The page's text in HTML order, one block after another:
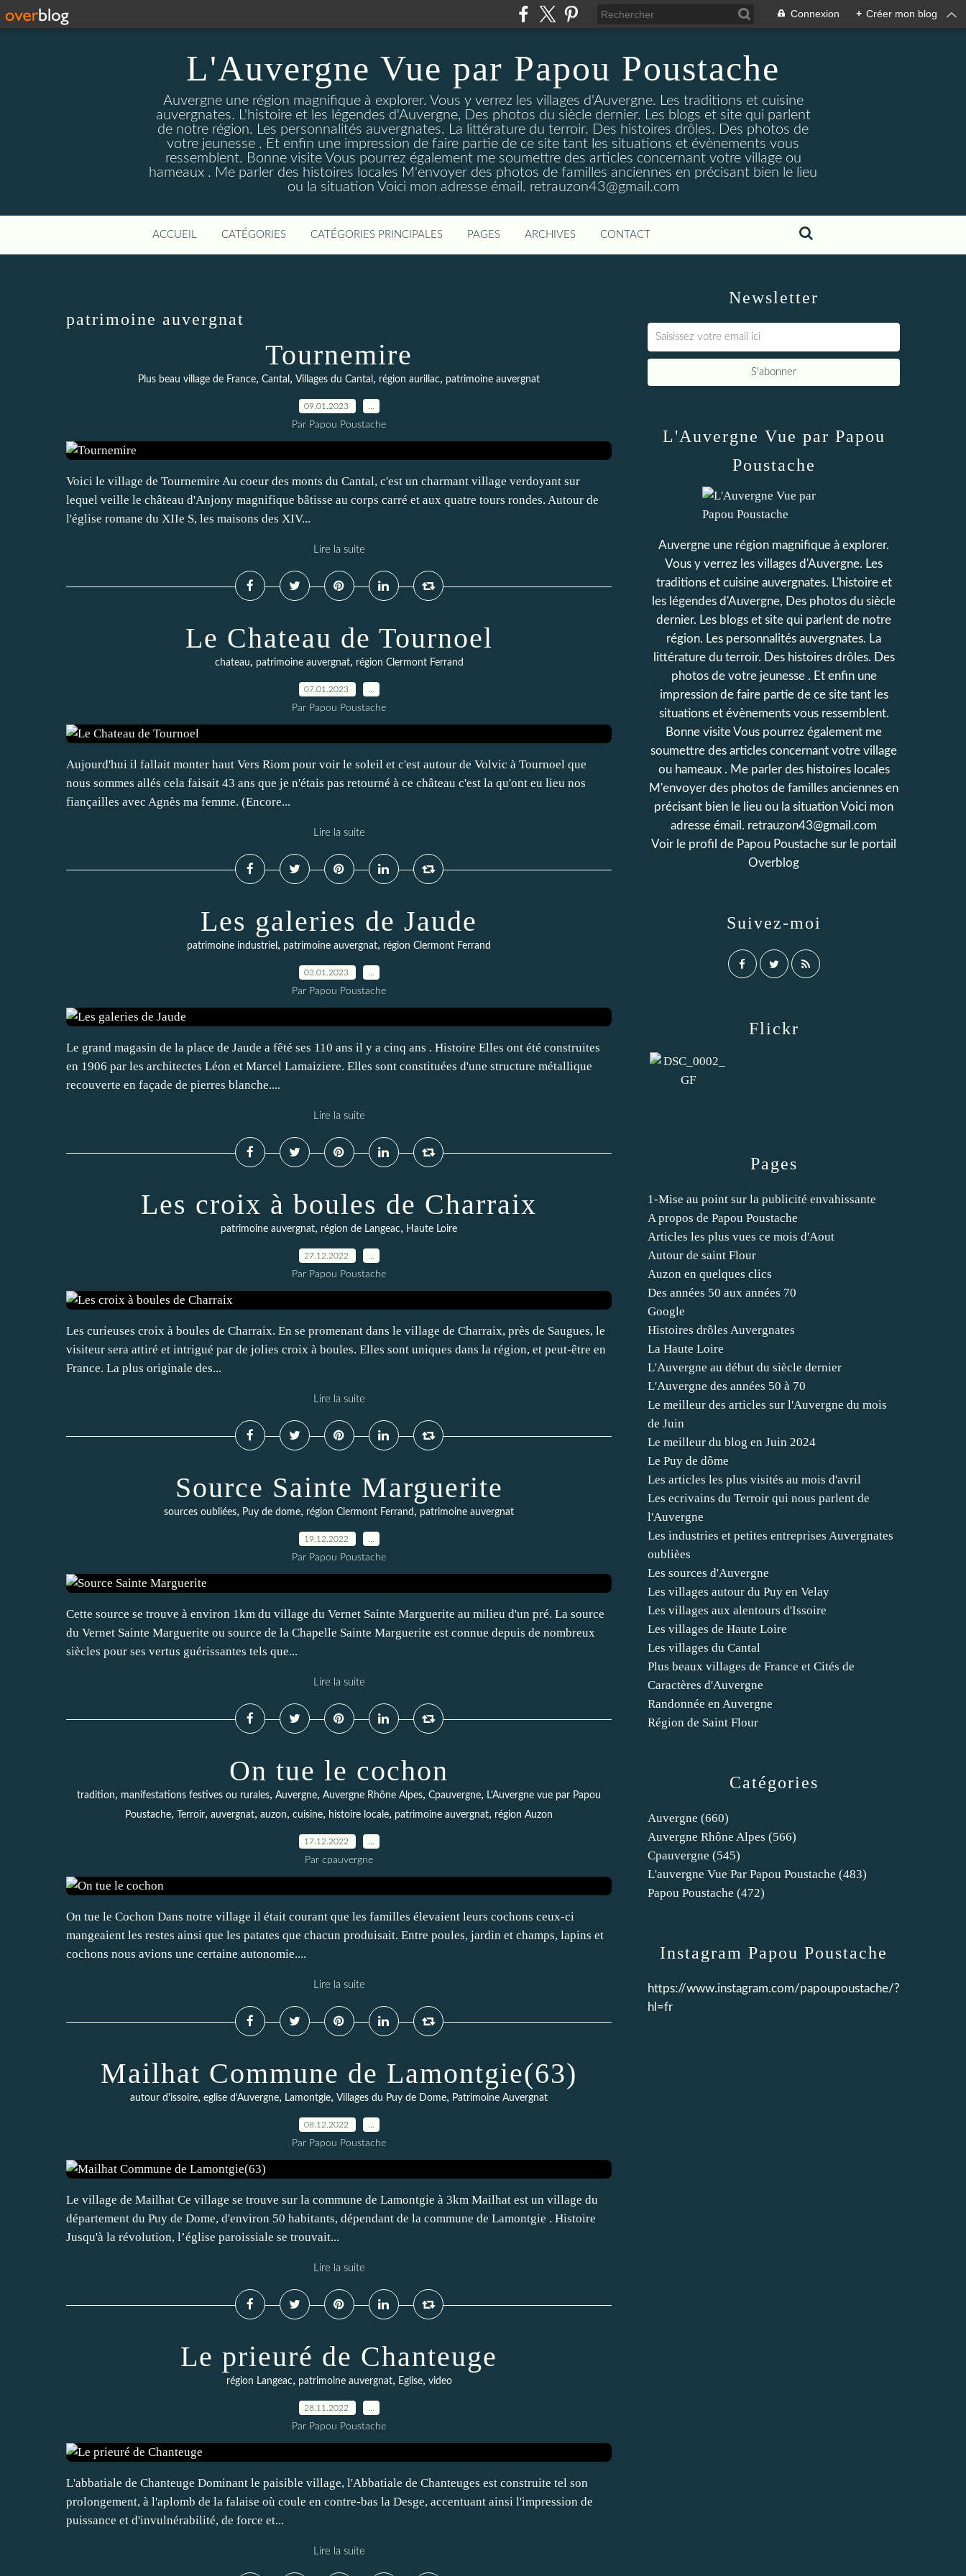
Connexion + Créer mon blog
L'Auvergne Vue par Papou Poustache
Auvergne une région magnifique à explorer. Vous y verrez les villages d'Auvergne. Les traditions et cuisine
auvergnates. L'histoire et les légendes d'Auvergne, Des photos du siècle dernier. Les blogs et site qui parlent
de notre région. Les personnalités auvergnates. La littérature du terroir. Des histoires drôles. Des photos de
votre jeunesse . Et enfin une impression de faire partie de ce site tant les situations et évènements vous
ressemblent. Bonne visite Vous pourrez également me soumettre des articles concernant votre village ou
hameaux . Me parler des histoires locales M'envoyer des photos de familles anciennes en précisant bien le lieu
ou la situation Voici mon adresse émail. retrauzon43@gmail.com
ACCUEIL CATÉGORIES CATÉGORIES PRINCIPALES PAGES ARCHIVES CONTACT
patrimoine auvergnat
Tournemire
Plus beau village de France, Cantal , Villages du Cantal , région aurillac, patrimoine auvergnat
09.01.2023
Par Papou Poustache
Voici le village de Tournemire Au coeur des monts du Cantal, c'est un charmant village verdoyant sur
lequel veille le château d'Anjony magnifique bâtisse au corps carré et aux quatre tours rondes. Autour de
l'église romane du XIIe S, les maisons des XIV...
Lire la suite
Le Chateau de Tournoel
chateau, patrimoine auvergnat, région Clermont Ferrand
07.01.2023
Par Papou Poustache
Aujourd'hui il fallait monter haut Vers Riom pour voir le soleil et c'est autour de Volvic à Tournoel que
nous sommes allés cela faisait 43 ans que je n'étais pas retourné à ce château c'est la qu'ont eu lieu nos
fiançailles avec Agnès ma femme. (Encore...
Lire la suite
Les galeries de Jaude
patrimoine industriel , patrimoine auvergnat, région Clermont Ferrand
03.01.2023
Par Papou Poustache
Le grand magasin de la place de Jaude a fêté ses 110 ans il y a cinq ans . Histoire Elles ont été construites
en 1906 par les architectes Léon et Marcel Lamaiziere. Elles sont constituées d'une structure métallique
recouverte en façade de pierres blanche....
Lire la suite
Les croix à boules de Charraix
patrimoine auvergnat, région de Langeac, Haute Loire
27.12.2022
Par Papou Poustache
Les curieuses croix à boules de Charraix. En se promenant dans le village de Charraix, près de Saugues, le
visiteur sera attiré et intrigué par de jolies croix à boules. Elles sont uniques dans la région, et peut-être en
France. La plus originale des...
Lire la suite
Source Sainte Marguerite
sources oubliées, Puy de dome, région Clermont Ferrand , patrimoine auvergnat
19.12.2022
Par Papou Poustache
Cette source se trouve à environ 1km du village du Vernet Sainte Marguerite au milieu d'un pré. La source
du Vernet Sainte Marguerite ou source de la Chapelle Sainte Marguerite est connue depuis de nombreux
siècles pour ses vertus guérissantes tels que...
Lire la suite
On tue le cochon
tradition, manifestations festives ou rurales, Auvergne, Auvergne Rhône Alpes, Cpauvergne, L'Auvergne vue par Papou
Poustache, Terroir, auvergnat, auzon, cuisine, histoire locale, patrimoine auvergnat, région Auzon
17.12.2022
Par cpauvergne
On tue le Cochon Dans notre village il était courant que les familles élevaient leurs cochons ceux-ci
mangeaient les restes ainsi que les patates que chacun produisait. Entre poules, jardin et champs, lapins et
cochons nous avions une certaine autonomie....
Lire la suite
Mailhat Commune de Lamontgie(63)
autour d'issoire, eglise d'Auvergne, Lamontgie, Villages du Puy de Dome, Patrimoine Auvergnat
08.12.2022
Par Papou Poustache
Le village de Mailhat Ce village se trouve sur la commune de Lamontgie à 3km Mailhat est un village du
département du Puy de Dome, d'environ 50 habitants, dépendant de la commune de Lamontgie . Histoire
Jusqu'à la révolution, l’église paroissiale se trouvait...
Lire la suite
Le prieuré de Chanteuge
région Langeac, patrimoine auvergnat, Eglise, video
28.11.2022
Par Papou Poustache
L'abbatiale de Chanteuge Dominant le paisible village, l'Abbatiale de Chanteuges est construite tel son
prolongement, à l'aplomb de la falaise où coule en contre-bas la Desge, accentuant ainsi l'impression de
puissance et d'invulnérabilité, de force et...
Lire la suite
Newsletter
Catégories
Auvergne (660)
Auvergne Rhône Alpes (566)
Cpauvergne (545)
L'auvergne Vue Par Papou Poustache (483)
Papou Poustache (472)
Pages
1-Mise au point sur la publicité envahissante
A propos de Papou Poustache
Articles les plus vues ce mois d'Aout
Autour de saint Flour
Auzon en quelques clics
Des années 50 aux années 70
Google
Histoires drôles Auvergnates
La Haute Loire
L'Auvergne au début du siècle dernier
L'Auvergne des années 50 à 70
Le meilleur des articles sur l'Auvergne du mois
de Juin
Le meilleur du blog en Juin 2024
Le Puy de dôme
Les articles les plus visités au mois d'avril
Les ecrivains du Terroir qui nous parlent de
l'Auvergne
Les industries et petites entreprises Auvergnates
oublièes
Les sources d'Auvergne
Les villages autour du Puy en Velay
Les villages aux alentours d'Issoire
Les villages de Haute Loire
Les villages du Cantal
Plus beaux villages de France et Cités de
Caractères d'Auvergne
Randonnée en Auvergne
Région de Saint Flour
L'Auvergne Vue par Papou
Poustache
Auvergne une région magnifique à explorer.
Vous y verrez les villages d'Auvergne. Les
traditions et cuisine auvergnates. L'histoire et
les légendes d'Auvergne, Des photos du siècle
dernier. Les blogs et site qui parlent de notre
région. Les personnalités auvergnates. La
littérature du terroir. Des histoires drôles. Des
photos de votre jeunesse . Et enfin une
impression de faire partie de ce site tant les
situations et évènements vous ressemblent.
Bonne visite Vous pourrez également me
soumettre des articles concernant votre village
ou hameaux . Me parler des histoires locales
M'envoyer des photos de familles anciennes en
précisant bien le lieu ou la situation Voici mon
adresse émail. retrauzon43@gmail.com
Voir le profil de Papou Poustache sur le portail
Overblog
Suivez-moi
Flickr
Instagram Papou Poustache
https://www.instagram.com/papoupoustache/?
hl=fr